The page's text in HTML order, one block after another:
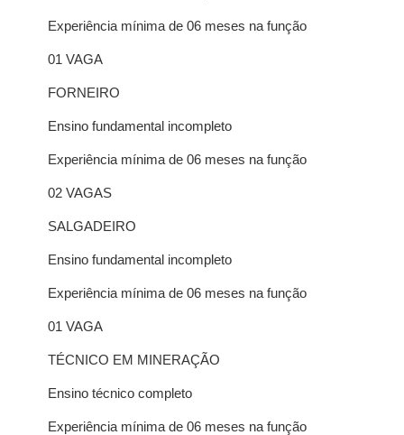
Experiência mínima de 06 meses na função
01 VAGA
FORNEIRO
Ensino fundamental incompleto
Experiência mínima de 06 meses na função
02 VAGAS
SALGADEIRO
Ensino fundamental incompleto
Experiência mínima de 06 meses na função
01 VAGA
TÉCNICO EM MINERAÇÃO
Ensino técnico completo
Experiência mínima de 06 meses na função